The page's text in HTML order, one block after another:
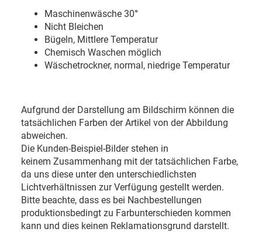
Maschinenwäsche 30°
Nicht Bleichen
Bügeln, Mittlere Temperatur
Chemisch Waschen möglich
Wäschetrockner, normal, niedrige Temperatur
Aufgrund der Darstellung am Bildschirm können die
tatsächlichen Farben der Artikel von der Abbildung
abweichen.
Die Kunden-Beispiel-Bilder stehen in
keinem Zusammenhang mit der tatsächlichen Farbe,
da uns diese unter den unterschiedlichsten
Lichtverhältnissen zur Verfügung gestellt werden.
Bitte beachte, dass es bei Nachbestellungen
produktionsbedingt zu Farbunterschieden kommen
kann und dies keinen Reklamationsgrund darstellt.